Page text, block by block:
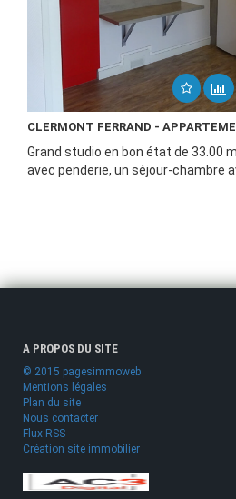
CLERMONT FERRAND -
Grand studio en bon état de 33.00
avec penderie, un séjour-chambre
A PROPOS DU SITE
© 2015 pagesimmoweb
Mentions légales
Plan du site
Nous contacter
Flux RSS
Création site immobilier